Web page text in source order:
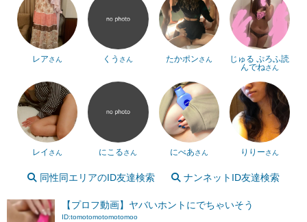
レアさん くう さん たかポンさん
じゅる ぷろふ読
んでねさん
レイ さん にこるさん にべあさん りりーさん
同性同エリアのID友達検索 ナンネットID友達検索
【プロフ動画】ヤバいホントにでちゃいそう
ID:tomotomotomotomoo